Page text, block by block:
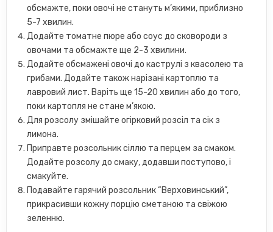
обсмажте, поки овочі не стануть м’якими, приблизно
5-7 хвилин.
Додайте томатне пюре або соус до сковороди з
овочами та обсмажте ще 2-3 хвилини.
Додайте обсмажені овочі до каструлі з квасолею та
грибами. Додайте також нарізані картоплю та
лавровий лист. Варіть ще 15-20 хвилин або до того,
поки картопля не стане м’якою.
Для розсолу змішайте огірковий розсіл та сік з
лимона.
Приправте розсольник сіллю та перцем за смаком.
Додайте розсолу до смаку, додавши поступово, і
смакуйте.
Подавайте гарячий розсольник “Верховинський”,
прикрасивши кожну порцію сметаною та свіжою
зеленню.